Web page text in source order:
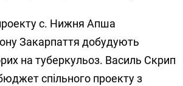
с. Нижня Апша
Закарпаття добудують
на туберкульоз. Василь Скрип
спільного проекту з